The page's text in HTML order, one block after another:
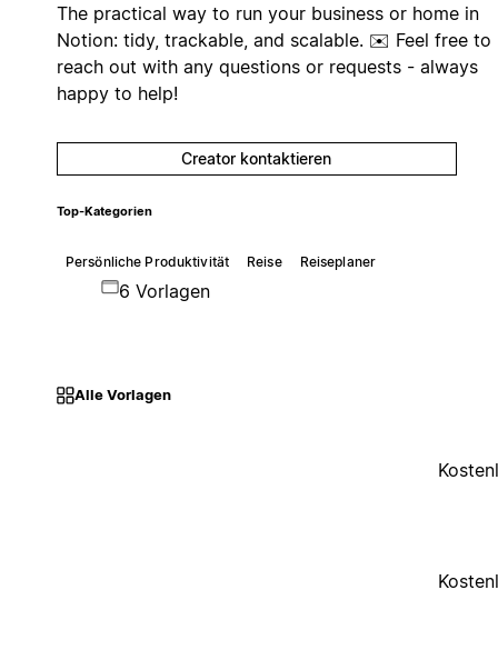
The practical way to run your business or home in
Notion: tidy, trackable, and scalable. ✉️ Feel free to
reach out with any questions or requests - always
happy to help!
Creator kontaktieren
Top-Kategorien
Persönliche Produktivität Reise Reiseplaner
6 Vorlagen
Alle Vorlagen